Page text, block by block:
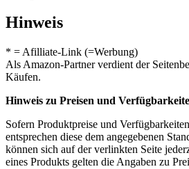
Hinweis
* = Afilliate-Link (=Werbung)
Als Amazon-Partner verdient der
Käufen.
Hinweis zu Preisen und
Sofern Produktpreise und
entsprechen diese dem angegebenen
können sich auf der verlinkten Seite
eines Produkts gelten die Angaben zu